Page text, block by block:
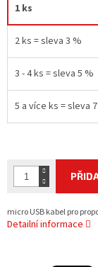
1 ks
2 ks = sleva 3 %
3 - 4 ks = sleva 5 %
5 a více ks = sleva
micro USB kabel pro
Detailní informace